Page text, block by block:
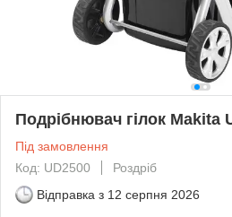
Подрібнювач гілок Makita
Під замовлення
Код: UD2500
Роздріб
Відправка з 12 серпня 2026